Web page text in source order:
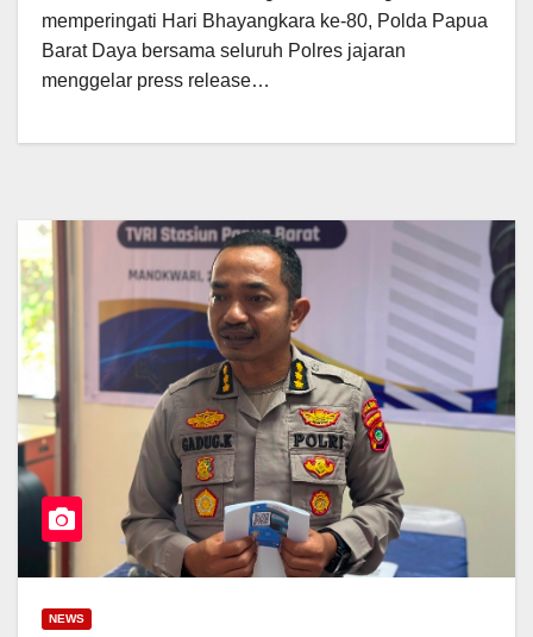
memperingati Hari Bhayangkara ke-80, Polda Papua
Barat Daya bersama seluruh Polres jajaran
menggelar press release…
NEWS